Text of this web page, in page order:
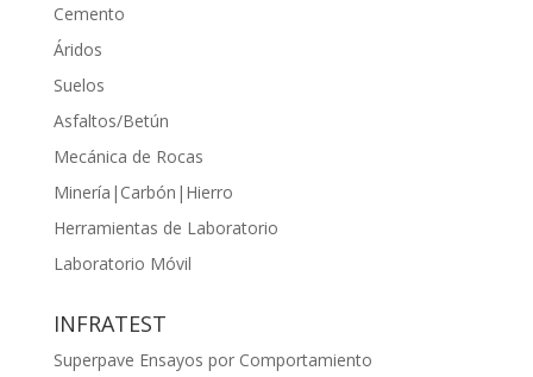
Cemento
Áridos
Suelos
Asfaltos/Betún
Mecánica de Rocas
Minería|Carbón|Hierro
Herramientas de Laboratorio
Laboratorio Móvil
INFRATEST
Superpave Ensayos por Comportamiento